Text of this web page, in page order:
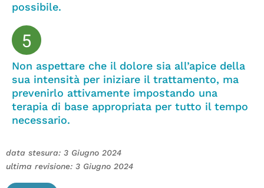
possibile.
Non aspettare che il dolore sia all’apice della
sua intensità per iniziare il trattamento, ma
prevenirlo attivamente impostando una
terapia di base appropriata per tutto il tempo
necessario.
data stesura: 3 Giugno 2024
ultima revisione: 3 Giugno 2024